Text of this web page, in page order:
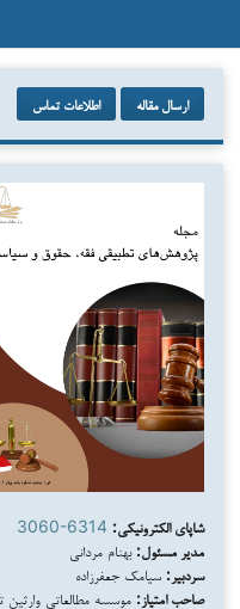
ارسال مقاله اطلاعات تماس
شاپای الکترونیکی: 3060-6314
مدیر مسئول: بهنام مردانی
سردبیر: سیامک جعفرزاده
صاحب امتیاز: موسسه مطالعاتی